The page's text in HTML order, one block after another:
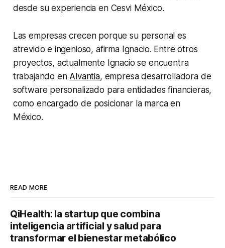
desde su experiencia en Cesvi México.
Las empresas crecen porque su personal es
atrevido e ingenioso, afirma Ignacio. Entre otros
proyectos, actualmente Ignacio se encuentra
trabajando en Alvantia, empresa desarrolladora de
software personalizado para entidades financieras,
como encargado de posicionar la marca en
México.
READ MORE
QiHealth: la startup que combina
inteligencia artificial y salud para
transformar el bienestar metabólico